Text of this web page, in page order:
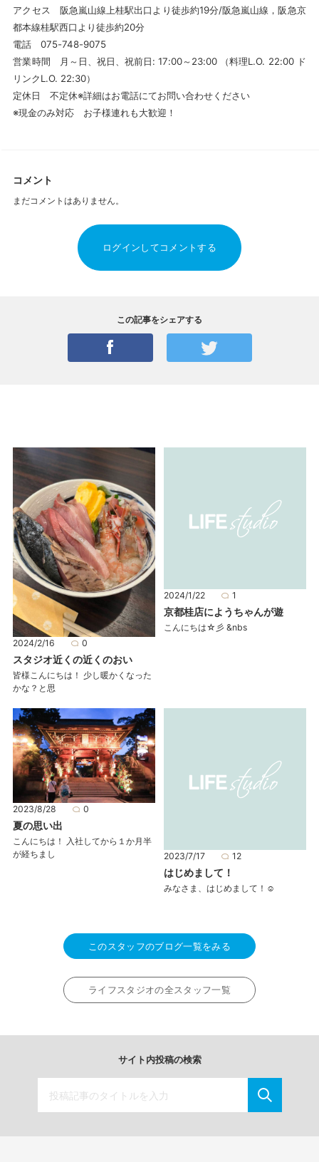
アクセス 阪急嵐山線上桂駅出口より徒歩約19分/阪急嵐山線，阪急京
都本線桂駅西口より徒歩約20分
電話 075-748-9075
営業時間 月～日、祝日、祝前日: 17:00～23:00 （料理L.O. 22:00 ド
リンクL.O. 22:30）
定休日 不定休※詳細はお電話にてお問い合わせください
※現金のみ対応 お子様連れも大歓迎！
コメント
まだコメントはありません。
ログインしてコメントする
この記事をシェアする
2024/2/16 0
スタジオ近くの近くのおい
皆様こんにちは！ 少し暖かくなった
かな？と思
2024/1/22 1
京都桂店にようちゃんが遊
こんにちは☆彡 &nbs
2023/8/28 0
夏の思い出
こんにちは！ 入社してから１か月半
が経ちまし
2023/7/17 12
はじめまして！
みなさま、はじめまして！☺
このスタッフのブログ一覧をみる
ライフスタジオの全スタッフ一覧
サイト内投稿の検索